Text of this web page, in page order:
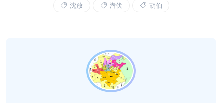
沈放 潜伏 胡伯